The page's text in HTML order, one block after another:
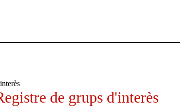
de grups d'interès